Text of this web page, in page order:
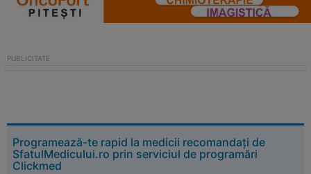
Programează-te rapid la medicii recomandați de
SfatulMedicului.ro prin serviciul de programări
Clickmed